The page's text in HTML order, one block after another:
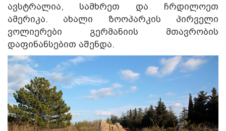
ავსტრალია, სამხრეთ და ჩრდილოეთ
ამერიკა. ახალი ზოოპარკის პირველი
ვოლიერები გერმანიის მთავრობის
დაფინანსებით აშენდა.